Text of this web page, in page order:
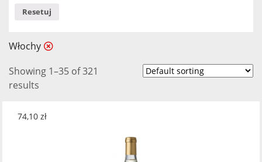
14.5(21)
16.0(7)
Resetuj
Włochy
Showing 1–35 of 321
results
74,10 zł